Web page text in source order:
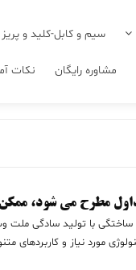
سیم و کابل-کلید و پریز
مشاوره رایگان نکات
مطرح می شود،
با تولید سادگی ملت
مورد نیاز و کاربردهای